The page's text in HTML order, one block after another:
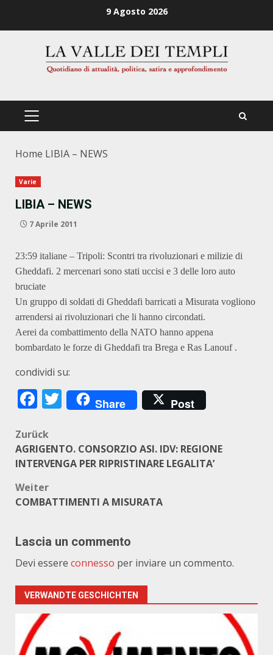
9 Agosto 2026
PRIMÄRES
Home LIBIA – NEWS
Varie
LIBIA – NEWS
7 Aprile 2011
23:59 italiane – Tripoli: Scontri tra rivoluzionari e milizie di
Gheddafi. 2 mercenari sono stati uccisi e 3 delle loro auto
bruciate
Un gruppo di soldati di Gheddafi barricati a Misurata vogliono
arrendersi ai rivoluzionari che li hanno circondati.
Aerei da combattimento della NATO hanno appena
bombardato le forze di Gheddafi tra Brega e Ras Lanouf .
condividi su:
Facebook
Twitter
Share Post
Beitragsnavigation
Zurück
AGRIGENTO. CONSORZIO ASI. IDV: REGIONE
INTERVENGA PER RIPRISTINARE LEGALITA’
Weiter
COMBATTIMENTI A MISURATA
Lascia un commento
Devi essere connesso per inviare un commento.
VERWANDTE GESCHICHTEN